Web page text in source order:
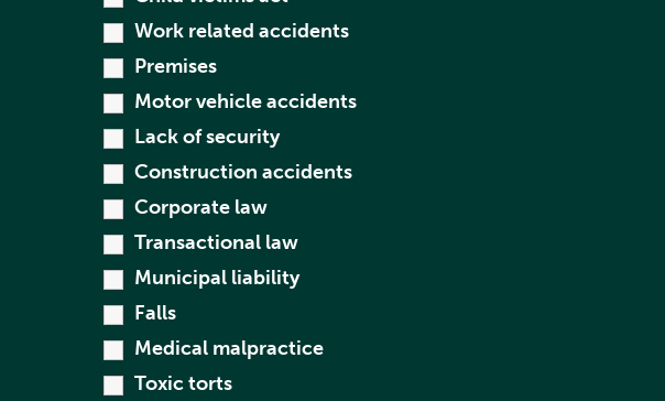
Work related accidents
Premises
Motor vehicle accidents
Lack of security
Construction accidents
Corporate law
Transactional law
Municipal liability
Falls
Medical malpractice
Toxic torts